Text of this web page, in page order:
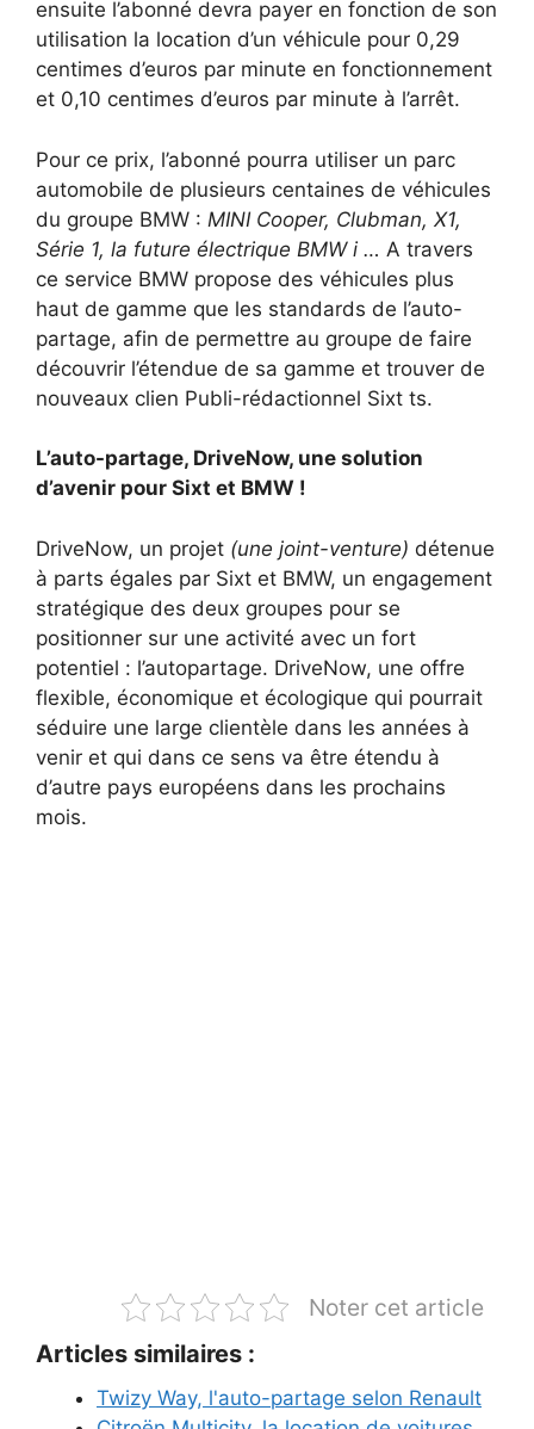
ensuite l’abonné devra payer en fonction de son
utilisation la location d’un véhicule pour 0,29
centimes d’euros par minute en fonctionnement
et 0,10 centimes d’euros par minute à l’arrêt.
Pour ce prix, l’abonné pourra utiliser un parc
automobile de plusieurs centaines de véhicules
du groupe BMW : MINI Cooper, Clubman, X1,
Série 1, la future électrique BMW i … A travers
ce service BMW propose des véhicules plus
haut de gamme que les standards de l’auto-
partage, afin de permettre au groupe de faire
découvrir l’étendue de sa gamme et trouver de
nouveaux clien Publi-rédactionnel Sixt ts.
L’auto-partage, DriveNow, une solution
d’avenir pour Sixt et BMW !
DriveNow, un projet (une joint-venture) détenue
à parts égales par Sixt et BMW, un engagement
stratégique des deux groupes pour se
positionner sur une activité avec un fort
potentiel : l’autopartage. DriveNow, une offre
flexible, économique et écologique qui pourrait
séduire une large clientèle dans les années à
venir et qui dans ce sens va être étendu à
d’autre pays européens dans les prochains
mois.
Noter cet article
Articles similaires :
Twizy Way, l'auto-partage selon Renault